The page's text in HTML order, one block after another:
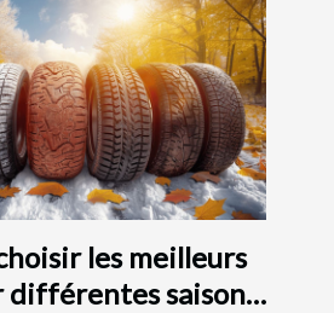
les meilleurs
différentes saisons